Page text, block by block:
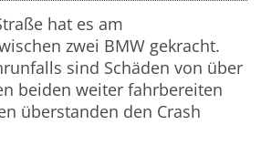
hat es am
zwei BMW gekracht.
sind Schäden von über
beiden weiter fahrbereiten
überstanden den Crash